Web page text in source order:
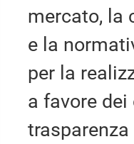
mercato, la
e la
per la
a favore